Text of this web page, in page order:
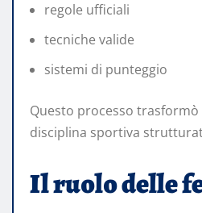
regole ufficiali
tecniche valide
sistemi di punteggio
Questo processo trasformò
disciplina sportiva
Il ruolo delle